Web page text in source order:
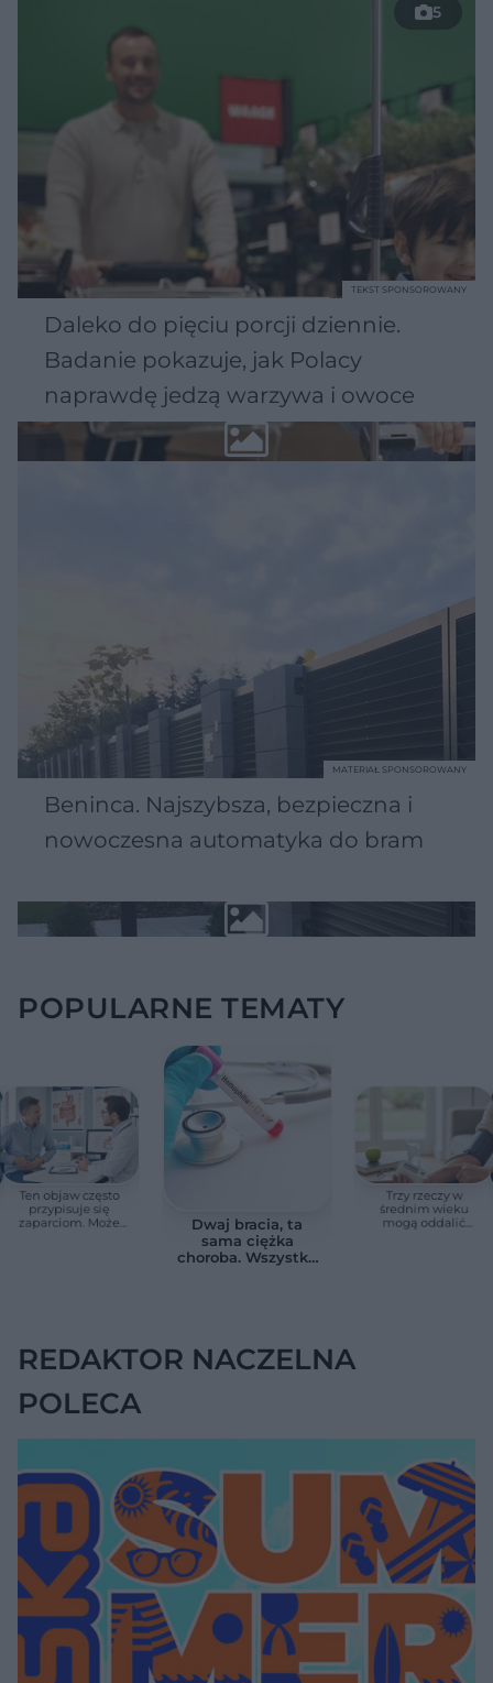
5
Daleko do pięciu porcji dziennie.
Badanie pokazuje, jak Polacy
naprawdę jedzą warzywa i owoce
TEKST SPONSOROWANY
Beninca. Najszybsza, bezpieczna i
nowoczesna automatyka do bram
MATERIAŁ SPONSOROWANY
POPULARNE TEMATY
Ten objaw często
przypisuje się
zaparciom. Może
Dwaj bracia, ta
sama ciężka
choroba. Wszystko
Trzy rzeczy w
średnim wieku
mogą oddalić
REDAKTOR NACZELNA
POLECA